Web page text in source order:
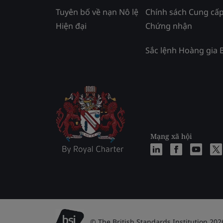
Tuyên bố về nạn Nô lệ
Hiện đại
Chính sách Cung cấp
Chứng nhận
Sắc lệnh Hoàng gia
Mạng xã hội